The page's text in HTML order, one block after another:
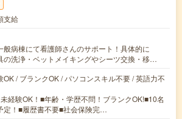
支給
病棟にて看護師さんのサポート！具体的に
の洗浄・ベットメイキングやシーツ交換・移…
OK / ブランクOK / パソコンスキル不要 / 英語力不
経験OK！■年齢・学歴不問！ブランクOK!■10名
定！■履歴書不要■社会保険完…